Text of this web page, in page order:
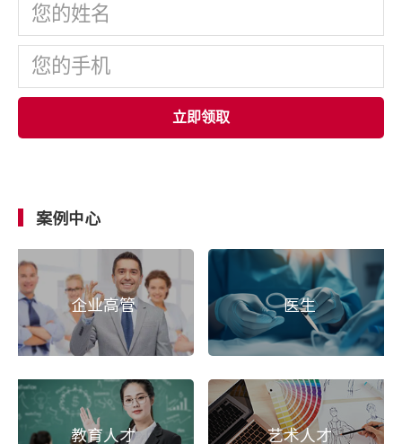
立即领取
案例中心
企业高管 医生
教育人才 艺术人才